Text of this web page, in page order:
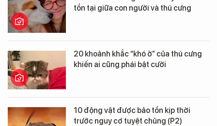
tồn tại giữa con người và thú cưng
20 khoảnh khắc “khó ở” của thú cưng
khiến ai cũng phái bật cười
10 động vật được bảo tồn kịp thời
trước nguy cơ tuyệt chủng (P2)